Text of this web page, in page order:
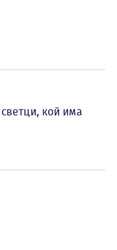
кой има